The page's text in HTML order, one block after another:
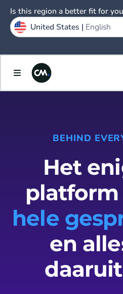
BEHIND
Het
hele
en
Is this region a better fit for
United States | English